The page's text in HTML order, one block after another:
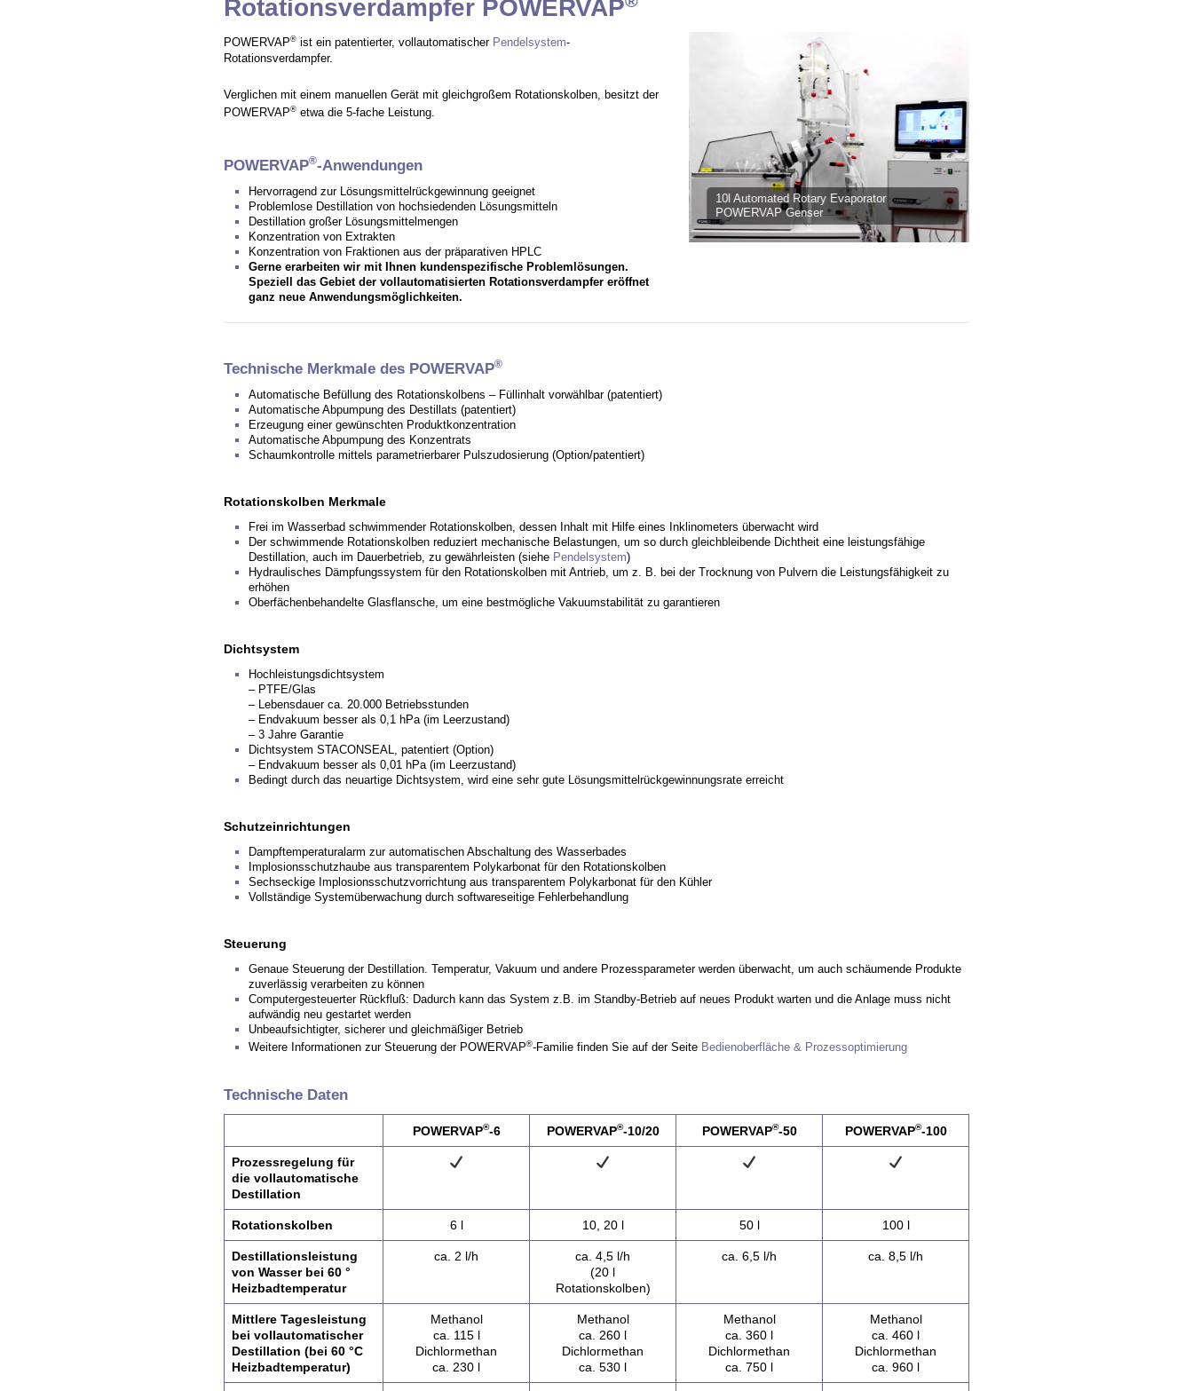
Rotationsverdampfer POWERVAP
POWERVAP® ist ein patentierter, vollautomatischer Pendelsystem-
Rotationsverdampfer.
Verglichen mit einem manuellen Gerät mit gleichgroßem Rotationskolben, besitzt der
POWERVAP® etwa die 5-fache Leistung.
POWERVAP®-Anwendungen
Hervorragend zur Lösungsmittelrückgewinnung geeignet
Problemlose Destillation von hochsiedenden Lösungsmitteln
Destillation großer Lösungsmittelmengen
Konzentration von Extrakten
Konzentration von Fraktionen aus der präparativen HPLC
Gerne erarbeiten wir mit Ihnen kundenspezifische Problemlösungen.
Speziell das Gebiet der vollautomatisierten Rotationsverdampfer eröffnet
ganz neue Anwendungsmöglichkeiten.
10l Automated Rotary Evaporator
POWERVAP Genser
Technische Merkmale des POWERVAP®
Automatische Befüllung des Rotationskolbens – Füllinhalt vorwählbar (patentiert)
Automatische Abpumpung des Destillats (patentiert)
Erzeugung einer gewünschten Produktkonzentration
Automatische Abpumpung des Konzentrats
Schaumkontrolle mittels parametrierbarer Pulszudosierung (Option/patentiert)
Rotationskolben Merkmale
Frei im Wasserbad schwimmender Rotationskolben, dessen Inhalt mit Hilfe eines Inklinometers überwacht wird
Der schwimmende Rotationskolben reduziert mechanische Belastungen, um so durch gleichbleibende Dichtheit eine leistungsfähige
Destillation, auch im Dauerbetrieb, zu gewährleisten (siehe Pendelsystem)
Hydraulisches Dämpfungssystem für den Rotationskolben mit Antrieb, um z. B. bei der Trocknung von Pulvern die Leistungsfähigkeit zu
erhöhen
Oberfächenbehandelte Glasflansche, um eine bestmögliche Vakuumstabilität zu garantieren
Dichtsystem
Hochleistungsdichtsystem
– PTFE/Glas
– Lebensdauer ca. 20.000 Betriebsstunden
– Endvakuum besser als 0,1 hPa (im Leerzustand)
– 3 Jahre Garantie
Dichtsystem STACONSEAL, patentiert (Option)
– Endvakuum besser als 0,01 hPa (im Leerzustand)
Bedingt durch das neuartige Dichtsystem, wird eine sehr gute Lösungsmittelrückgewinnungsrate erreicht
Schutzeinrichtungen
Dampftemperaturalarm zur automatischen Abschaltung des Wasserbades
Implosionsschutzhaube aus transparentem Polykarbonat für den Rotationskolben
Sechseckige Implosionsschutzvorrichtung aus transparentem Polykarbonat für den Kühler
Vollständige Systemüberwachung durch softwareseitige Fehlerbehandlung
Steuerung
Genaue Steuerung der Destillation. Temperatur, Vakuum und andere Prozessparameter werden überwacht, um auch schäumende Produkte
zuverlässig verarbeiten zu können
Computergesteuerter Rückfluß: Dadurch kann das System z.B. im Standby-Betrieb auf neues Produkt warten und die Anlage muss nicht
aufwändig neu gestartet werden
Unbeaufsichtigter, sicherer und gleichmäßiger Betrieb
Weitere Informationen zur Steuerung der POWERVAP®-Familie finden Sie auf der Seite Bedienoberfläche & Prozessoptimierung
Technische Daten
POWERVAP®-6 POWERVAP®-10/20 POWERVAP®-50 POWERVAP®-100
Prozessregelung für
die vollautomatische
Destillation
Rotationskolben 6 l 10, 20 l 50 l 100 l
Destillationsleistung
von Wasser bei 60 °
Heizbadtemperatur
ca. 2 l/h
ca. 4,5 l/h
(20 l
Rotationskolben)
ca. 6,5 l/h ca. 8,5 l/h
Mittlere Tagesleistung
bei vollautomatischer
Destillation (bei 60 °C
Heizbadtemperatur)
Methanol
ca. 115 l
Dichlormethan
ca. 230 l
Methanol
ca. 260 l
Dichlormethan
ca. 530 l
Methanol
ca. 360 l
Dichlormethan
ca. 750 l
Methanol
ca. 460 l
Dichlormethan
ca. 960 l